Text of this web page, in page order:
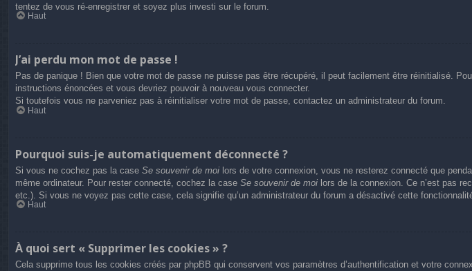
tentez de vous ré-enregistrer et soyez plus investi sur le forum.
Haut
J’ai perdu mon mot de passe !
Pas de panique ! Bien que votre mot de passe ne puisse pas être récupéré, il peut facilement être réinitialisé.
instructions énoncées et vous devriez pouvoir à nouveau vous connecter.
Si toutefois vous ne parveniez pas à réinitialiser votre mot de passe, contactez un administrateur du forum.
Haut
Pourquoi suis-je automatiquement déconnecté ?
Si vous ne cochez pas la case Se souvenir de moi lors de votre connexion, vous ne resterez connecté que
même ordinateur. Pour rester connecté, cochez la case Se souvenir de moi lors de la connexion. Ce n’est pas
etc.). Si vous ne voyez pas cette case, cela signifie qu’un administrateur du forum a désactivé cette
Haut
À quoi sert « Supprimer les cookies » ?
Cela supprime tous les cookies créés par phpBB qui conservent vos paramètres d’authentification et votre